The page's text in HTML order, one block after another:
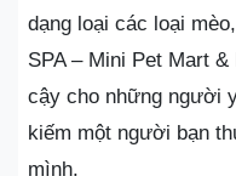
dạng loại các loại
SPA – Mini Pet Mart
cậy cho những người
kiếm một người bạn
mình.